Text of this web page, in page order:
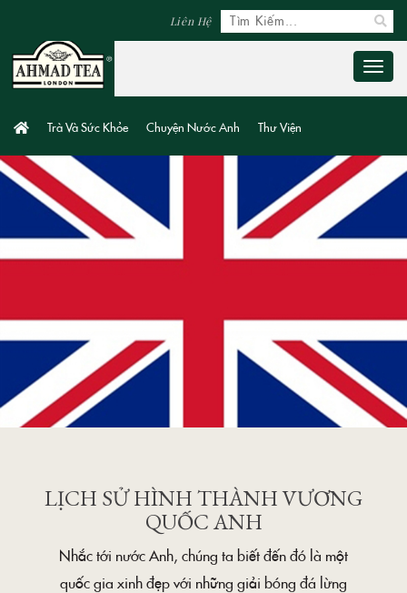
Liên Hệ
Toggle
Trà Và Sức Khỏe Chuyện Nước Anh Thư Viện
LỊCH SỬ HÌNH THÀNH VƯƠNG
QUỐC ANH
Nhắc tới nước Anh, chúng ta biết đến đó là một
quốc gia xinh đẹp với những giải bóng đá lừng